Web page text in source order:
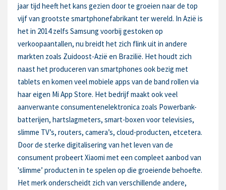
jaar tijd heeft het kans gezien door te groeien naar de top
vijf van grootste smartphonefabrikant ter wereld. In Azië is
het in 2014 zelfs Samsung voorbij gestoken op
verkoopaantallen, nu breidt het zich flink uit in andere
markten zoals Zuidoost-Azië en Brazilië. Het houdt zich
naast het produceren van smartphones ook bezig met
tablets en komen veel mobiele apps van de band rollen via
haar eigen Mi App Store. Het bedrijf maakt ook veel
aanverwante consumentenelektronica zoals Powerbank-
batterijen, hartslagmeters, smart-boxen voor televisies,
slimme TV’s, routers, camera’s, cloud-producten, etcetera.
Door de sterke digitalisering van het leven van de
consument probeert Xiaomi met een compleet aanbod van
'slimme’ producten in te spelen op die groeiende behoefte.
Het merk onderscheidt zich van verschillende andere,